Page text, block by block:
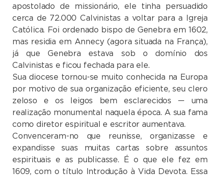
apostolado de missionário, ele tinha persuadido
cerca de 72.000 Calvinistas a voltar para a Igreja
Católica. Foi ordenado bispo de Genebra em 1602,
mas residia em Annecy (agora situada na França),
já que Genebra estava sob o domínio dos
Calvinistas e ficou fechada para ele.
Sua diocese tornou-se muito conhecida na Europa
por motivo de sua organização eficiente, seu clero
zeloso e os leigos bem esclarecidos — uma
realização monumental naquela época. A sua fama
como diretor espiritual e escritor aumentava.
Convenceram-no que reunisse, organizasse e
expandisse suas muitas cartas sobre assuntos
espirituais e as publicasse. É o que ele fez em
1609, com o título Introdução à Vida Devota. Essa